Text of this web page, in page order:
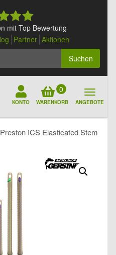
mit Top Bewertung
Partner Aktionen
Suchen
KONTO
0
WARENKORB ANGEBOTE
ICS Elasticated Stem